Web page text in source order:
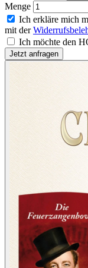
Menge
Ich erkläre mich
mit der
Ich möchte den